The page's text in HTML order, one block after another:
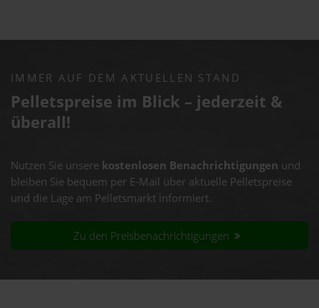
IMMER AUF DEM AKTUELLEN STAND
Pelletspreise im Blick – jederzeit &
überall!
Nutzen Sie unsere kostenlosen Benachrichtigungen und
bleiben Sie bequem per E-Mail über aktuelle Pelletspreise
und die Lage am Pelletsmarkt informiert.
Zu den Preisbenachrichtigungen